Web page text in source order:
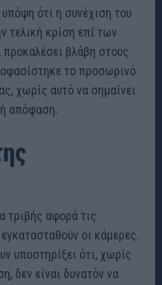
ότι η συνέχιση του
τελική κρίση επί των
βλάβη στους
το προσωρινό
χωρίς αυτό να σημαίνει
απόφαση.
τριβής αφορά τις
οι κάμερες.
υποστηρίξει ότι, χωρίς
δεν είναι δυνατόν να